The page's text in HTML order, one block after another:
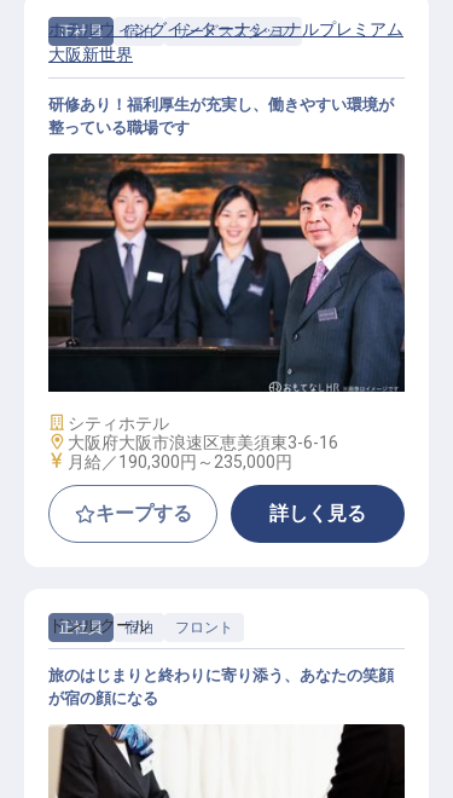
正社員 宿泊 サービススタッフ
サービススタッフ
ホテルウィングインターナショナルプレミアム
大阪新世界
研修あり！福利厚生が充実し、働きやすい環境が
整っている職場です
施設業態
シティホテル
勤務地
大阪府大阪市浪速区恵美須東3-6-16
給与
月給／190,300円～ 235,000円
キープする 詳しく見る
正社員 宿泊 フロント
ドンルクール
旅のはじまりと終わりに寄り添う、あなたの笑顔
が宿の顔になる